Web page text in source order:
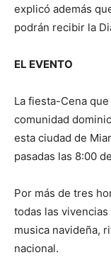
explicó además
podrán recibir la
EL EVENTO
La fiesta-Cena
comunidad
esta ciudad de
pasadas las 8:00
Por más de tres
todas las
musica navideña,
nacional.